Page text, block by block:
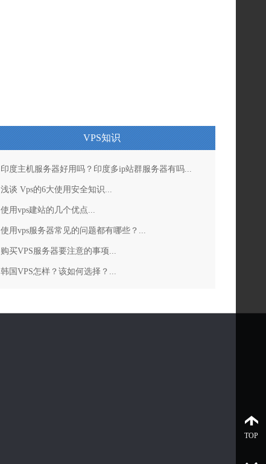
VPS知识
印度主机服务器好用吗？印度多ip站群服务器有吗...
浅谈 Vps的6大使用安全知识...
使用vps建站的几个优点...
使用vps服务器常见的问题都有哪些？...
购买VPS服务器要注意的事项...
韩国VPS怎样？该如何选择？...
TOP